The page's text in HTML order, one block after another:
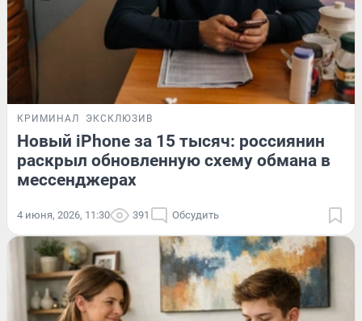
КРИМИНАЛ ЭКСКЛЮЗИВ
Новый iPhone за 15 тысяч: россиянин
раскрыл обновленную схему обмана в
мессенджерах
4 июня, 2026, 11:30 391 Обсудить